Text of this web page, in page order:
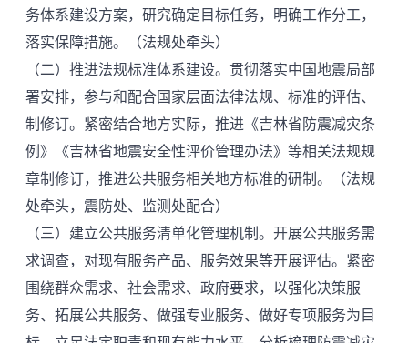
务体系建设方案，研究确定目标任务，明确工作分工，
落实保障措施。（法规处牵头）
（二）推进法规标准体系建设。贯彻落实中国地震局部
署安排，参与和配合国家层面法律法规、标准的评估、
制修订。紧密结合地方实际，推进《吉林省防震减灾条
例》《吉林省地震安全性评价管理办法》等相关法规规
章制修订，推进公共服务相关地方标准的研制。（法规
处牵头，震防处、监测处配合）
（三）建立公共服务清单化管理机制。开展公共服务需
求调查，对现有服务产品、服务效果等开展评估。紧密
围绕群众需求、社会需求、政府要求，以强化决策服
务、拓展公共服务、做强专业服务、做好专项服务为目